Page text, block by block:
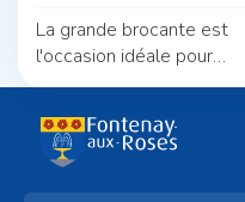
La grande brocante est
l'occasion idéale pour
dénicher de bonnes
stand avant le 20
septembre si vous
souhaitez exposer